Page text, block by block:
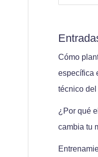
Cómo
específica
técnico
¿Por qué
cambia tu